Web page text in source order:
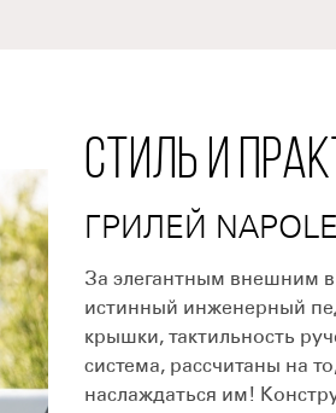
СТИЛЬ И
ГРИЛЕЙ
За элегантным внешним
истинный инженерный
крышки, тактильность
система, рассчитаны на
наслаждаться им!